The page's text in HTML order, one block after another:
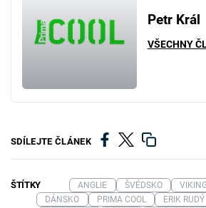
Petr Král
VŠECHNY
SDÍLEJTE ČLÁNEK
ŠTÍTKY ANGLIE ŠVÉDSKO
DÁNSKO
PRIMA COOL ERIK RUDÝ